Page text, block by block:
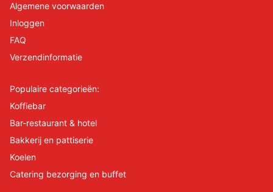
Algemene voorwaarden
Inloggen
FAQ
Verzendinformatie
Populaire categorieën:
Koffiebar
Bar-restaurant & hotel
Bakkerij en pattiserie
Koelen
Catering bezorging en buffet